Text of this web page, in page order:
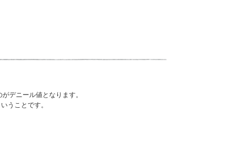
デニール値となります。
うことです。